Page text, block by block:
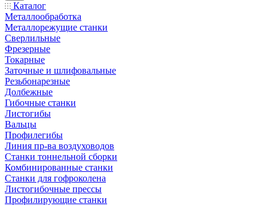
Каталог
Металлообработка
Металлорежущие станки
Сверлильные
Фрезерные
Токарные
Заточные и шлифовальные
Резьбонарезные
Долбежные
Гибочные станки
Листогибы
Вальцы
Профилегибы
Линия пр-ва воздуховодов
Станки тоннельной сборки
Комбинированные станки
Станки для гофроколена
Листогибочные прессы
Профилирующие станки